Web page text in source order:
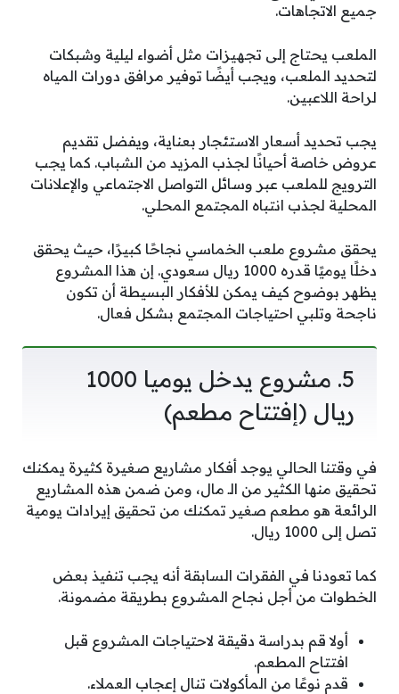
جميع الاتجاهات.
الملعب يحتاج إلى تجهيزات مثل أضواء ليلية وشبكات
لتحديد الملعب، ويجب أيضًا توفير مرافق دورات المياه
لراحة اللاعبين.
يجب تحديد أسعار الاستئجار بعناية، ويفضل تقديم
عروض خاصة أحيانًا لجذب المزيد من الشباب. كما يجب
الترويج للملعب عبر وسائل التواصل الاجتماعي والإعلانات
المحلية لجذب انتباه المجتمع المحلي.
يحقق مشروع ملعب الخماسي نجاحًا كبيرًا، حيث يحقق
دخلًا يوميًا قدره 1000 ريال سعودي. إن هذا المشروع
يظهر بوضوح كيف يمكن للأفكار البسيطة أن تكون
ناجحة وتلبي احتياجات المجتمع بشكل فعال.
5. مشروع يدخل يوميا 1000
ريال (إفتتاح مطعم)
في وقتنا الحالي يوجد أفكار مشاريع صغيرة كثيرة يمكنك
تحقيق منها الكثير من الـ مال، ومن ضمن هذه المشاريع
الرائعة هو مطعم صغير تمكنك من تحقيق إيرادات يومية
تصل إلى 1000 ريال.
كما تعودنا في الفقرات السابقة أنه يجب تنفيذ بعض
الخطوات من أجل نجاح المشروع بطريقة مضمونة.
أولا قم بدراسة دقيقة لاحتياجات المشروع قبل
افتتاح المطعم.
قدم نوعًا من المأكولات تنال إعجاب العملاء.